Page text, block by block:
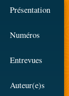
Présentation
Numéros
Entrevues
Auteur(e)s